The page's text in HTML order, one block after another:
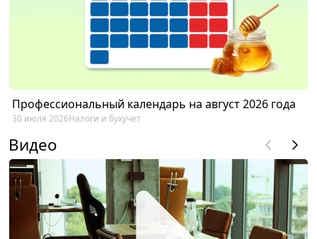
Профессиональный календарь на август 2026 года
30 июля 2026Налоги и бухучет
Видео